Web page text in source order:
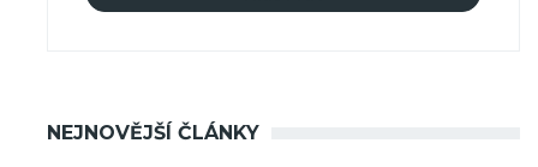
NEJNOVĚJŠÍ ČLÁNKY